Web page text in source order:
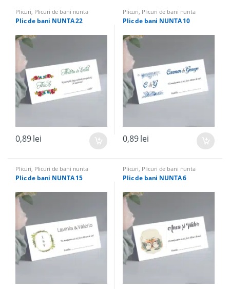
Plicuri Plicuri de bani nunta
Plic de bani NUNTA 22
0,89lei
Plicuri Plicuri de bani nunta
Plic de bani NUNTA 10
0,89lei
Plicuri, Plicuri de bani nunta
Plic de bani NUNTA 15
Plicuri, Plicuri de bani nunta
Plic de bani NUNTA 6